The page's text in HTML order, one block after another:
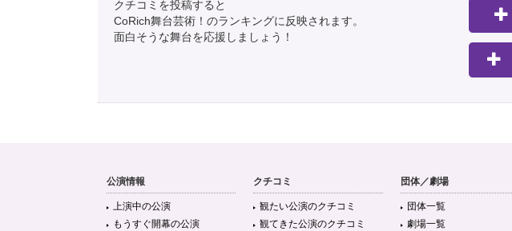
クチコミを投稿すると
CoRich舞台芸術！のランキングに反映されます。
面白そうな舞台を応援しましょう！
公演情報
上演中の公演
もうすぐ開幕の公演
クチコミ
観たい公演のクチコミ
観てきた公演のクチコミ
団体／劇場
団体一覧
劇場一覧